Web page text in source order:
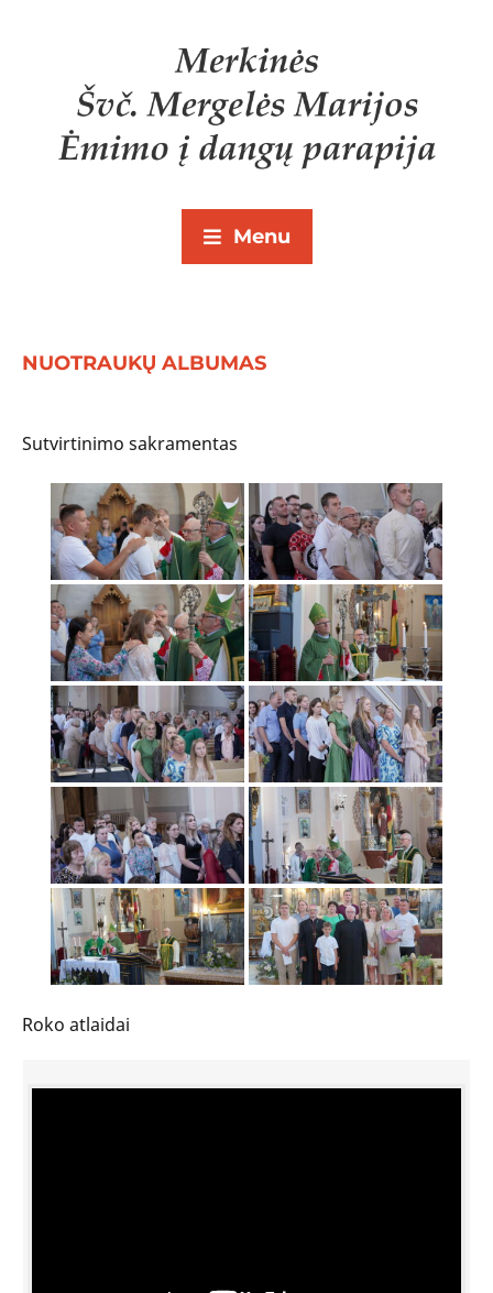
Menu
NUOTRAUKŲ ALBUMAS
Sutvirtinimo sakramentas
Roko atlaidai